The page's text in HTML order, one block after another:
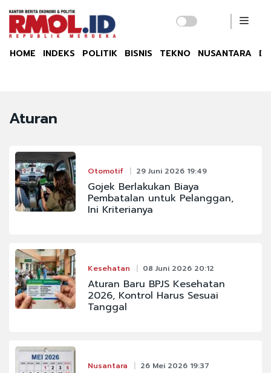
HOME INDEKS POLITIK BISNIS TEKNO NUSANTARA
Aturan
Otomotif 29 Juni 2026 19:49
Gojek Berlakukan Biaya
Pembatalan untuk Pelanggan,
Ini Kriterianya
Kesehatan 08 Juni 2026 20:12
Aturan Baru BPJS Kesehatan
2026, Kontrol Harus Sesuai
Tanggal
Nusantara 26 Mei 2026 19:37